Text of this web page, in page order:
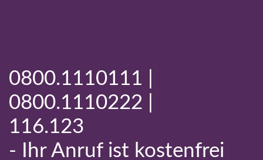
0800.1110111 |
0800.1110222 |
116.123
- Ihr Anruf ist kostenfrei